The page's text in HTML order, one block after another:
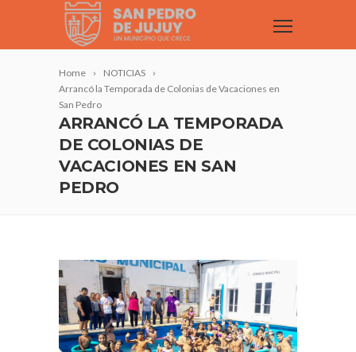
Home
NOTICIAS
Arrancó la Temporada de Colonias de Vacaciones en
San Pedro
ARRANCÓ LA TEMPORADA
DE COLONIAS DE
VACACIONES EN SAN
PEDRO